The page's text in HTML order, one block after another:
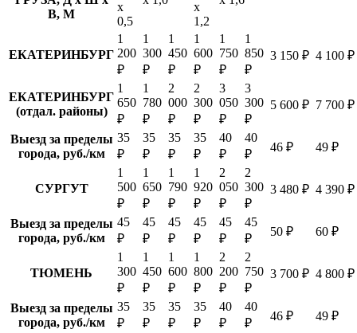
В, М
х
0,5
х
1,2
ЕКАТЕРИНБУРГ
1
200
₽
1
300
₽
1
450
₽
1
600
₽
1
750
₽
1
850
₽
3 150 ₽ 4 100 ₽
ЕКАТЕРИНБУРГ
(отдал. районы)
1
650
₽
1
780
₽
2
000
₽
2
300
₽
3
050
₽
3
300
₽
5 600 ₽ 7 700 ₽
Выезд за пределы
города, руб./км
35
₽
35
₽
35
₽
35
₽
40
₽
40
₽
46 ₽ 49 ₽
СУРГУТ
1
500
₽
1
650
₽
1
790
₽
1
920
₽
2
050
₽
2
300
₽
3 480 ₽ 4 390 ₽
Выезд за пределы
города, руб./км
45
₽
45
₽
45
₽
45
₽
45
₽
45
₽
50 ₽ 60 ₽
ТЮМЕНЬ
1
300
₽
1
450
₽
1
600
₽
1
800
₽
2
200
₽
2
750
₽
3 700 ₽ 4 800 ₽
Выезд за пределы
города, руб./км
35
₽
35
₽
35
₽
35
₽
40
₽
40
₽
46 ₽
49 ₽